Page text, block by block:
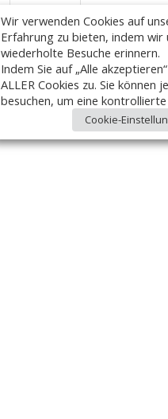
Wir verwenden Cookies auf
Erfahrung zu bieten, indem wir
wiederholte Besuche erinnern.
Indem Sie auf „Alle
ALLER Cookies zu. Sie können
besuchen, um eine
Cookie-